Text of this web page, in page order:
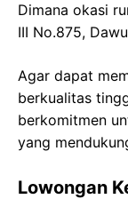
Dimana okasi
III No.875,
Agar dapat
berkualitas
berkomitmen
yang
Lowongan